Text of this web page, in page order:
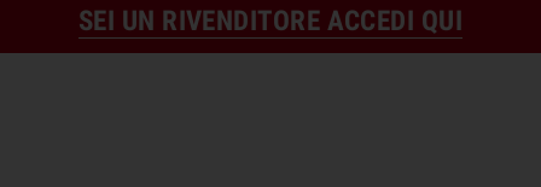
SEI UN RIVENDITORE ACCEDI QUI